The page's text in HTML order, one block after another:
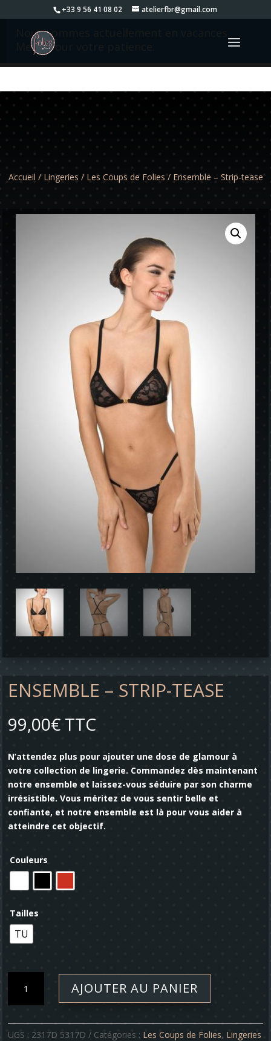
+33 9 56 41 08 02 atelierfbr@gmail.com
Nous sommes actuellement en vacances.
Merci pour votre patience.
Accueil / Lingeries / Les Coups de Folies / Ensemble – Strip-tease
ENSEMBLE – STRIP-TEASE
99,00€ TTC
N’attendez plus pour ajouter une dose de glamour à
votre collection de lingerie. Commandez dès maintenant
notre ensemble et laissez-vous séduire par son charme
irrésistible. Vous méritez de vous sentir belle et
confiante, et notre ensemble est là pour vous aider à
atteindre cet objectif.
Couleurs
Tailles
TU
Ensemble
Strip-
AJOUTER AU PANIER
UGS : 2317D 5317D Catégories : Les Coups de Folies, Lingeries